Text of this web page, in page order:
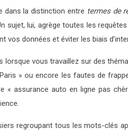
dans la distinction entre termes de
sujet, lui, agrège toutes les
vos données et éviter les biais
lorsque vous travaillez sur des
» ou encore les fautes de
« assurance auto en ligne pas
regroupant tous les mots-clés